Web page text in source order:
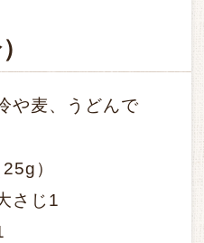
や麦、うどんで
）
さじ1